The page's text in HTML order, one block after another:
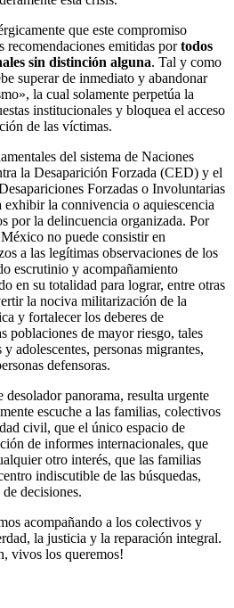
que este compromiso
recomendaciones emitidas portodos
sin distinción alguna. Tal y como
superar de inmediato y abandonar
la cual solamente perpetúa la
institucionales y bloquea el acceso
de las víctimas.
del sistema de Naciones
la Desaparición Forzada (CED) y el
Forzadas o Involuntarias
la connivencia o aquiescencia
por la delincuencia organizada. Por
no puede consistir en
a las legítimas observaciones de los
escrutinio y acompañamiento
en su totalidad para lograr, entre otras
la nociva militarización de la
y fortalecer los deberes de
poblaciones de mayor riesgo, tales
adolescentes, personas migrantes,
defensoras.
desolador panorama, resulta urgente
escuche a las familias, colectivos
civil, que el único espacio de
de informes internacionales, que
otro interés, que las familias
indiscutible de las búsquedas,
decisiones.
acompañando a los colectivos y
la justicia y la reparación integral.
vivos los queremos!